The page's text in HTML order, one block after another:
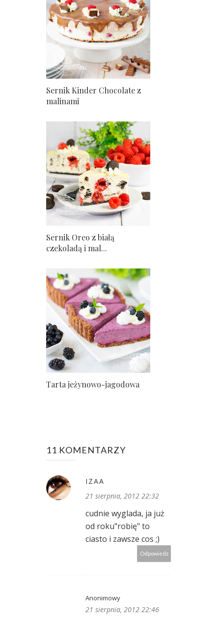
Sernik Kinder Chocolate z
malinami
Sernik Oreo z białą
czekoladą i mal...
Tarta jeżynowo-jagodowa
11 KOMENTARZY
IZAA
21 sierpnia, 2012 22:32
cudnie wyglada, ja już
od roku"robię" to
ciasto i zawsze cos ;)
Odpowiedz
Anonimowy
21 sierpnia, 2012 22:46